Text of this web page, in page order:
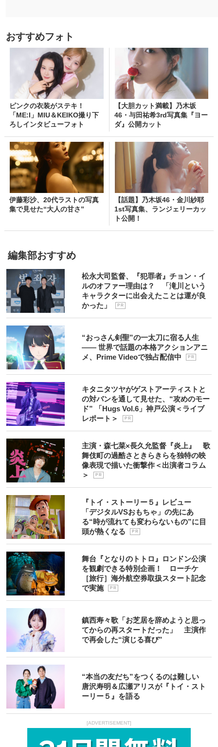
おすすめフォト
ピンクの衣装がステキ！
「ME:I」MIU＆KEIKO撮り下
ろしインタビューフォト
【大胆カット満載】乃木坂
46・与田祐希3rd写真集『ヨー
ダ』公開カット
伊藤彩沙、20代ラストの写真
集で見せた“大人の甘さ”
【話題】乃木坂46・金川紗耶
1st写真集、ランジェリーカッ
ト公開！
編集部おすすめ
松永大司監督、『犯罪者』チョン・イ
ルのオファー理由は？ 「滝川という
キャラクターに出会えたことは運が良
かった」
P R
“おっさん剣聖”の一太刀に宿る人生
―― 世界で話題の本格アクションアニ
メ、Prime Videoで独占配信中
P R
キタニタツヤがゲストアーティストと
の対バンを通して見せた、“攻めのモー
ド” 「Hugs Vol.6」神戸公演＜ライブ
レポート＞
P R
主演・森七菜×長久允監督『炎上』 歌
舞伎町の過酷さときらきらを独特の映
像表現で描いた衝撃作＜出演者コラム
＞
P R
『トイ・ストーリー５』レビュー
「デジタルVSおもちゃ」の先にあ
る“時が流れても変わらないもの”に目
頭が熱くなる
P R
舞台『となりのトトロ』ロンドン公演
を観劇できる特別企画！ ローチケ
［旅行］海外航空券取扱スタート記念
で実施
P R
鎮西寿々歌「お芝居を辞めようと思っ
てからの再スタートだった」 主演作
で再会した“演じる喜び”
“本当の友だち”をつくるのは難しい
唐沢寿明＆広瀬アリスが『トイ・スト
ーリー５』を語る
[ADVERTISEMENT]